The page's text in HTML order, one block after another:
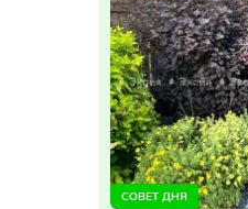
СОВЕТ ДНЯ